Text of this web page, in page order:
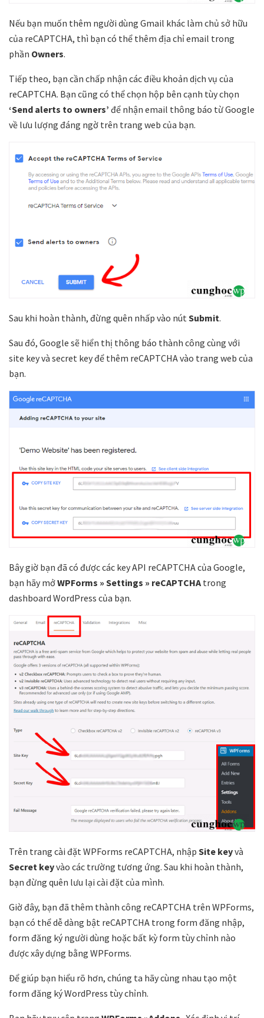
Nếu bạn muốn thêm người dùng Gmail khác làm chủ sở hữu
của reCAPTCHA, thì bạn có thể thêm địa chỉ email trong
phần Owners.
Tiếp theo, bạn cần chấp nhận các điều khoản dịch vụ của
reCAPTCHA. Bạn cũng có thể chọn hộp bên cạnh tùy chọn
‘Send alerts to owners’ để nhận email thông báo từ Google
về lưu lượng đáng ngờ trên trang web của bạn.
Sau khi hoàn thành, đừng quên nhấp vào nútSubmit.
Sau đó, Google sẽ hiển thị thông báo thành công cùng với
site key và secret key để thêm reCAPTCHA vào trang web của
bạn.
Bây giờ bạn đã có được các key API reCAPTCHA của Google,
bạn hãy mởWPForms » Settings » reCAPTCHA trong
dashboard WordPress của bạn.
Trên trang cài đặt WPForms reCAPTCHA, nhập Site keyvà
Secret keyvào các trường tương ứng. Sau khi hoàn thành,
bạn đừng quên lưu lại cài đặt của mình.
Giờ đây, bạn đã thêm thành công reCAPTCHA trên WPForms,
bạn có thể dễ dàng bật reCAPTCHA trong form đăng nhập,
form đăng ký người dùng hoặc bất kỳ form tùy chỉnh nào
được xây dựng bằng WPForms.
Để giúp bạn hiểu rõ hơn, chúng ta hãy cùng nhau tạo một
form đăng ký WordPress tùy chỉnh.